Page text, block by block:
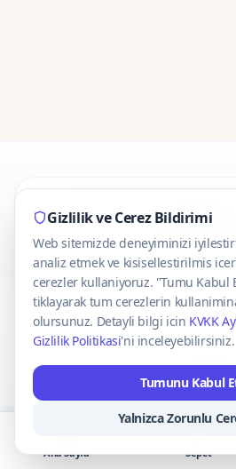
CaseOnn
© 2025 CaseOnn. Tüm
VISA
Gizlilik ve Cerez Bildirimi
Web sitemizde deneyiminizi
analiz etmek ve kisisellestirilmis
cerezler kullaniyoruz. "Tumu Kabul
tiklayarak tum cerezlerin
olursunuz. Detayli bilgi icin KVKK
Gizlilik Politikasi'ni inceleyebilirsiniz.
Tumunu Kabul
Yalnizca Zorunlu
Ana Sayfa Sepet